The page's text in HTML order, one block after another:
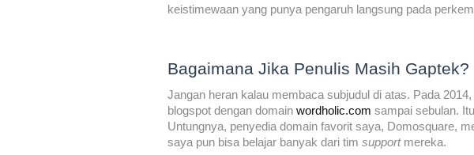
keistimewaan yang punya pengaruh langsung pada
Bagaimana Jika Penulis Masih Gaptek?
Jangan heran kalau membaca subjudul di atas. Pada
blogspot dengan domain wordholic.com sampai sebulan.
Untungnya, penyedia domain favorit saya, Domosquare,
saya pun bisa belajar banyak dari tim supportmereka.